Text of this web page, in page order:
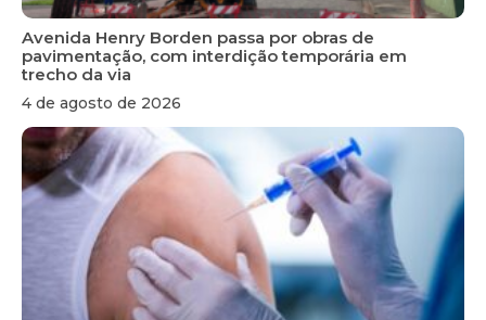
Avenida Henry Borden passa por obras de
pavimentação, com interdição temporária em
trecho da via
4 de agosto de 2026